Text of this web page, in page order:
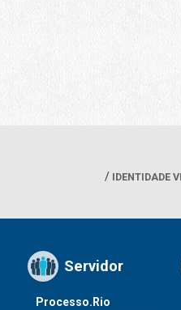
IDENTIDADE
Servidor
Processo.Rio